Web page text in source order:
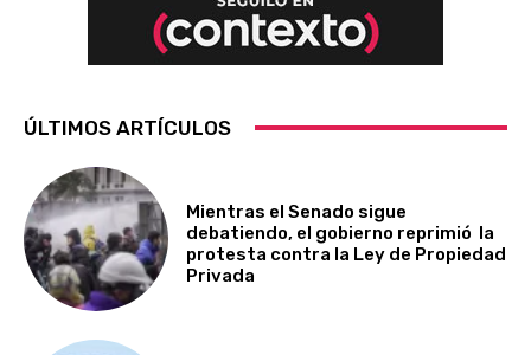
ÚLTIMOS ARTÍCULOS
Mientras el Senado sigue
debatiendo, el gobierno reprimió la
protesta contra la Ley de Propiedad
Privada